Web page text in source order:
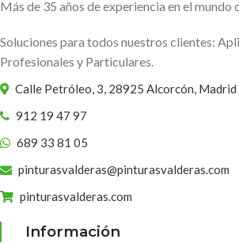
Más de 35 años de experiencia en el mundo
Soluciones para todos nuestros clientes:
Profesionales y Particulares.
Calle Petróleo, 3, 28925 Alcorcón, Madrid
912 19 47 97
689 33 81 05
pinturasvalderas@pinturasvalderas.com
pinturasvalderas.com
Información